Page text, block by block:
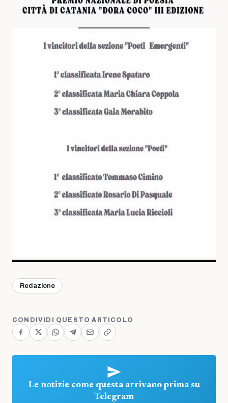
Redazione
CONDIVIDI QUESTO ARTICOLO
Le notizie come questa arrivano prima su
Telegram